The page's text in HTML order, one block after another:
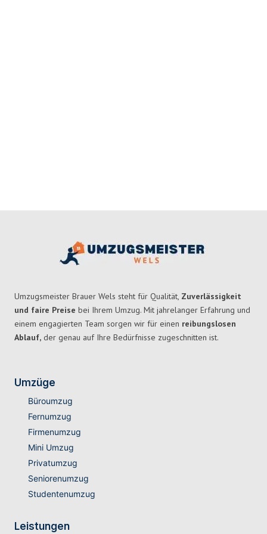
Umzugsmeister Brauer Wels steht für Qualität, Zuverlässigkeit
und faire Preise bei Ihrem Umzug. Mit jahrelanger Erfahrung und
einem engagierten Team sorgen wir für einen reibungslosen
Ablauf, der genau auf Ihre Bedürfnisse zugeschnitten ist.
Umzüge
Büroumzug
Fernumzug
Firmenumzug
Mini Umzug
Privatumzug
Seniorenumzug
Studentenumzug
Leistungen